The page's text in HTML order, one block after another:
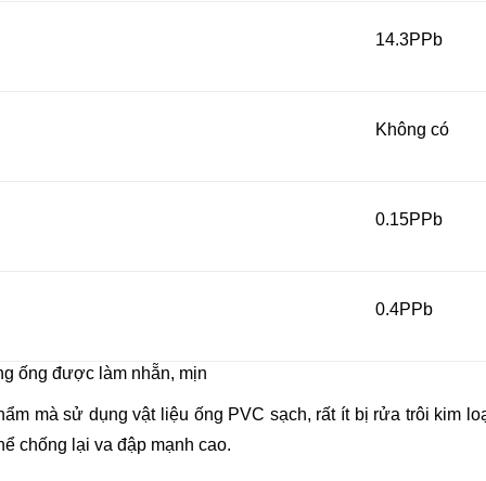
14.3PPb
Không có
0.15PPb
0.4PPb
ống được làm nhẵn, mịn
mà sử dụng vật liệu ống PVC sạch, rất ít bị rửa trôi kim
chống lại va đập mạnh cao.